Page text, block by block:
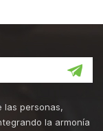
las personas,
la armonía